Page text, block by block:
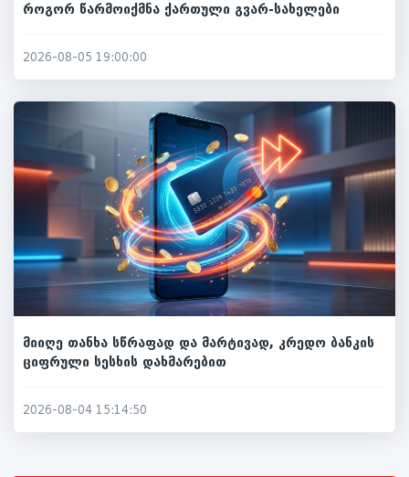
როგორ წარმოიქმნა ქართული გვარ-სახელები
2026-08-05 19:00:00
მიიღე თანხა სწრაფად და მარტივად, კრედო ბანკის
ციფრული სესხის დახმარებით
2026-08-04 15:14:50